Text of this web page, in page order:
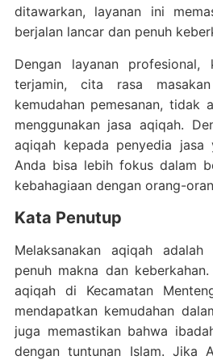
ditawarkan, layanan ini
berjalan lancar dan penuh
Dengan layanan profesional,
terjamin, cita rasa
kemudahan pemesanan, tidak
menggunakan jasa aqiqah.
aqiqah kepada penyedia jasa
Anda bisa lebih fokus dalam
kebahagiaan dengan orang-
Kata Penutup
Melaksanakan aqiqah
penuh makna dan
aqiqah di Kecamatan
mendapatkan kemudahan
juga memastikan bahwa
dengan tuntunan Islam. Jika